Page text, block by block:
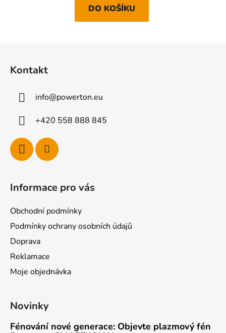
DO KOŠÍKU
Kontakt
info@powerton.eu
+420 558 888 845
Informace pro vás
Obchodní podmínky
Podmínky ochrany osobních údajů
Doprava
Reklamace
Moje objednávka
Novinky
Fénování nové generace: Objevte plazmový fén